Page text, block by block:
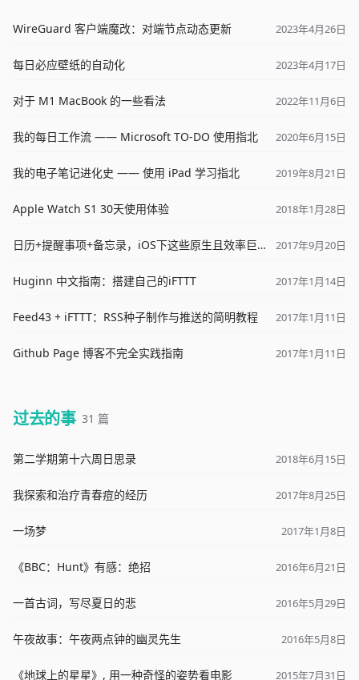
WireGuard 客户端魔改：对端节点动态更新 2023年4月26日
每日必应壁纸的自动化 2023年4月17日
对于 M1 MacBook 的一些看法 2022年11月6日
我的每日工作流 —— Microsoft TO-DO 使用指北 2020年6月15日
我的电子笔记进化史 —— 使用 iPad 学习指北 2019年8月21日
Apple Watch S1 30天使用体验 2018年1月28日
日历+提醒事项+备忘录，iOS下这些原生且效率巨高的APP，你用对了吗？ 2017年9月20日
Huginn 中文指南：搭建自己的iFTTT 2017年1月14日
Feed43 + iFTTT：RSS种子制作与推送的简明教程 2017年1月11日
Github Page 博客不完全实践指南 2017年1月11日
过去的事 31 篇
第二学期第十六周日思录 2018年6月15日
我探索和治疗青春痘的经历 2017年8月25日
一场梦 2017年1月8日
《BBC：Hunt》有感：绝招 2016年6月21日
一首古词，写尽夏日的悲 2016年5月29日
午夜故事：午夜两点钟的幽灵先生 2016年5月8日
《地球上的星星》, 用一种奇怪的姿势看电影 2015年7月31日